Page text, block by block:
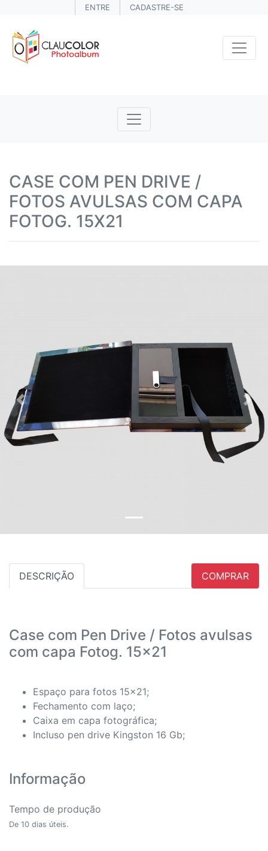
ENTRE CADASTRE-SE
CASE COM PEN DRIVE /
FOTOS AVULSAS COM CAPA
FOTOG. 15X21
Previous Next
DESCRIÇÃO COMPRAR
Case com Pen Drive / Fotos avulsas
com capa Fotog. 15x21
Espaço para fotos 15x21;
Fechamento com laço;
Caixa em capa fotográfica;
Incluso pen drive Kingston 16 Gb;
Informação
Tempo de produção
De 10 dias úteis.